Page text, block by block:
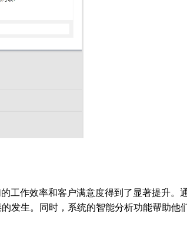
工作效率和客户满意度得到了显著提升。
发生。同时，系统的智能分析功能帮助他